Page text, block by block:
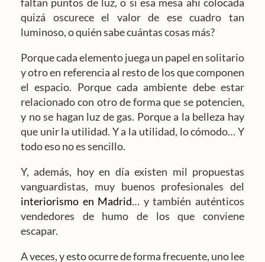
quizá oscurece el valor de ese cuadro tan
luminoso, o quién sabe cuántas cosas más?
Porque cada elemento juega un papel en solitario
y otro en referencia al resto de los que componen
el espacio. Porque cada ambiente debe estar
relacionado con otro de forma que se potencien,
y no se hagan luz de gas. Porque a la belleza hay
que unir la utilidad. Y a la utilidad, lo cómodo… Y
todo eso no es sencillo.
Y, además, hoy en día existen mil propuestas
vanguardistas, muy buenos profesionales del
interiorismo en Madrid… y también auténticos
vendedores de humo de los que conviene
escapar.
A veces, y esto ocurre de forma frecuente, uno lee